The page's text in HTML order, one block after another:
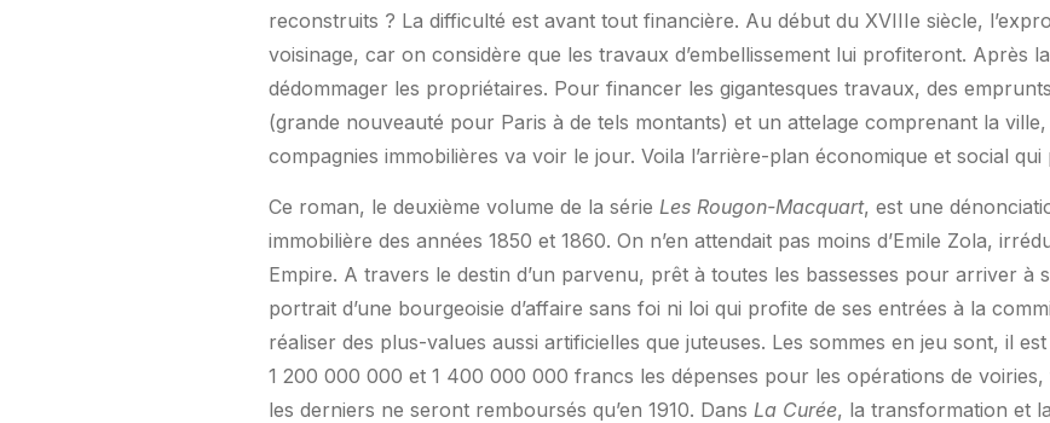
reconstruits ? La difficulté est avant tout financière. Au début du XVIIIe siècle,
voisinage, car on considère que les travaux d’embellissement lui profiteront. Après
dédommager les propriétaires. Pour financer les gigantesques travaux, des
(grande nouveauté pour Paris à de tels montants) et un attelage comprenant la
compagnies immobilières va voir le jour. Voila l’arrière-plan économique et social
Ce roman, le deuxième volume de la série Les Rougon-Macquart, est une
immobilière des années 1850 et 1860. On n’en attendait pas moins d’Emile Zola,
Empire. A travers le destin d’un parvenu, prêt à toutes les bassesses pour arriver à
portrait d’une bourgeoisie d’affaire sans foi ni loi qui profite de ses entrées à la
réaliser des plus-values aussi artificielles que juteuses. Les sommes en jeu sont, il
1 200 000 000 et 1 400 000 000 francs les dépenses pour les opérations de
les derniers ne seront remboursés qu’en 1910. Dans La Curée, la transformation et